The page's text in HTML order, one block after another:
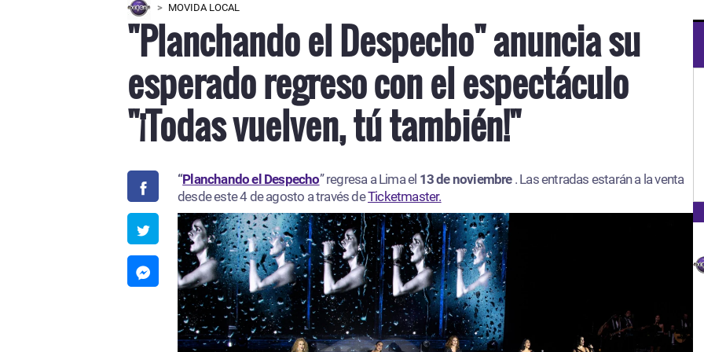
MOVIDA LOCAL
"Planchando el Despecho" anuncia su
esperado regreso con el espectáculo
"¡Todas vuelven, tú también!"
“Planchando el Despecho” regresa a Lima el 13 de noviembre . Las entradas estarán a la venta
desde este 4 de agosto a través deTicketmaster.